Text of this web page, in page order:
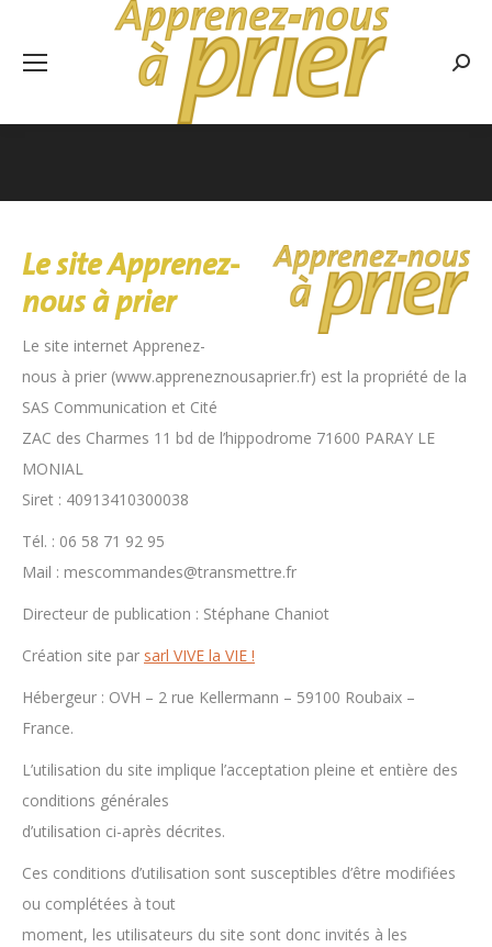
Le site Apprenez-
nous à prier
Le site internet Apprenez-
nous à prier (www.appreneznousaprier.fr) est la propriété de la
SAS Communication et Cité
ZAC des Charmes 11 bd de l’hippodrome 71600 PARAY LE
MONIAL
Siret : 40913410300038
Tél. : 06 58 71 92 95
Mail : mescommandes@transmettre.fr
Directeur de publication : Stéphane Chaniot
Création site par sarl VIVE la VIE !
Hébergeur : OVH – 2 rue Kellermann – 59100 Roubaix –
France.
L’utilisation du site implique l’acceptation pleine et entière des
conditions générales
d’utilisation ci-après décrites.
Ces conditions d’utilisation sont susceptibles d’être modifiées
ou complétées à tout
moment, les utilisateurs du site sont donc invités à les